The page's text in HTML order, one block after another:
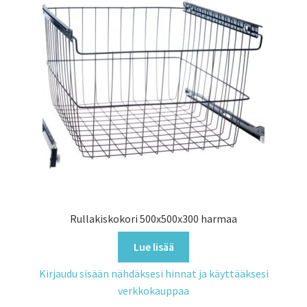
Rullakiskokori 500x500x300 harmaa
Lue lisää
Kirjaudu sisään nähdäksesi hinnat ja käyttääksesi
verkkokauppaa